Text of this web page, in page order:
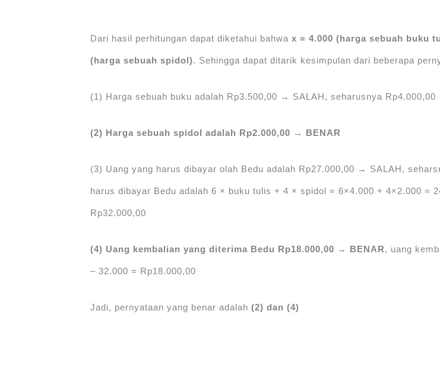
Dari hasil perhitungan dapat diketahui bahwax = 4.000 (harga sebuah buku
(harga sebuah spidol). Sehingga dapat ditarik kesimpulan dari beberapa
(1) Harga sebuah buku adalah Rp3.500,00 → SALAH, seharusnya Rp4.000,00
(2) Harga sebuah spidol adalah Rp2.000,00 → BENAR
(3) Uang yang harus dibayar olah Bedu adalah Rp27.000,00 → SALAH,
harus dibayar Bedu adalah 6 × buku tulis + 4 × spidol = 6×4.000 + 4×2.000 =
Rp32.000,00
(4) Uang kembalian yang diterima Bedu Rp18.000,00 → BENAR, uang
– 32.000 = Rp18.000,00
Jadi, pernyataan yang benar adalah(2) dan (4)